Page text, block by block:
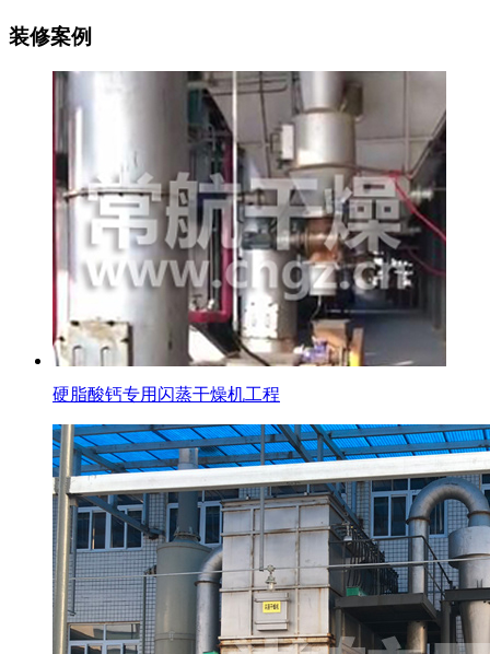
装修案例
硬脂酸钙专用闪蒸干燥机工程